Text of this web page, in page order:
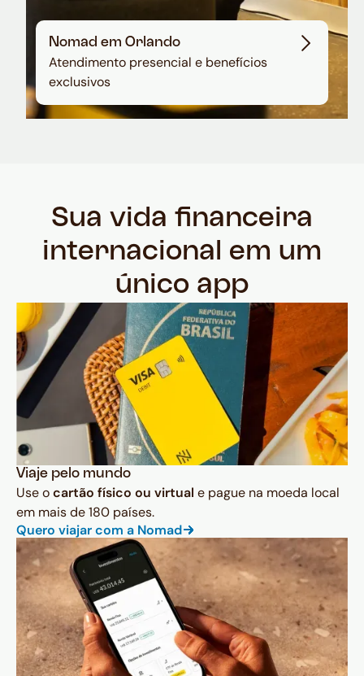
Nomad em Orlando
Atendimento presencial e benefícios
exclusivos
Sua vida financeira
internacional em um
único app
Viaje pelo mundo
Use ocartão físico ou virtual e pague na moeda local
em mais de 180 países.
Quero viajar com a Nomad